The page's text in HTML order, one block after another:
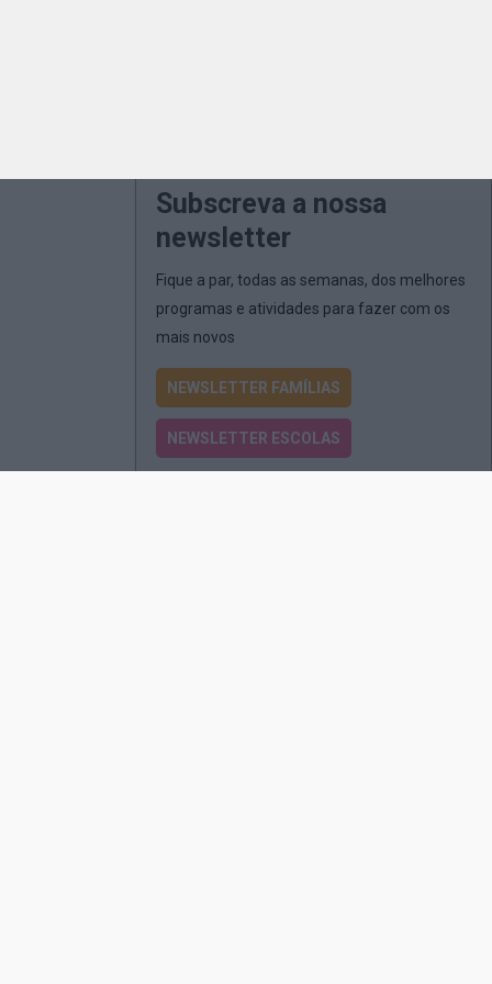
Subscreva a nossa
newsletter
Fique a par, todas as semanas, dos melhores
programas e atividades para fazer com os
mais novos
NEWSLETTER FAMÍLIAS
NEWSLETTER ESCOLAS